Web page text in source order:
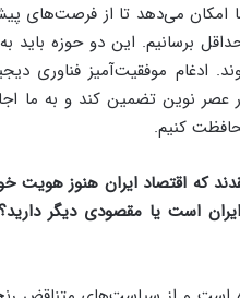
امکان می‌دهد تا از فرصت‌های
برسانیم. این دو حوزه باید
ادغام موفقیت‌آمیز فناوری
عصر نوین تضمین کند و به ما
کنیم.
که اقتصاد ایران هنوز
است یا مقصودی دیگر دارید؟